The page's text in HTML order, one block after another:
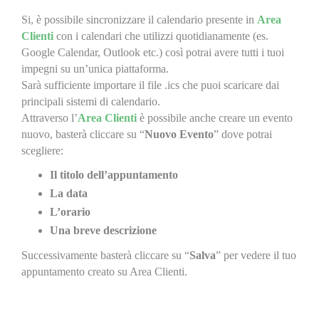
Si, è possibile sincronizzare il calendario presente in Area
Clienti con i calendari che utilizzi quotidianamente (es.
Google Calendar, Outlook etc.) così potrai avere tutti i tuoi
impegni su un’unica piattaforma.
Sarà sufficiente importare il file .ics che puoi scaricare dai
principali sistemi di calendario.
Attraverso l’Area Clienti è possibile anche creare un evento
nuovo, basterà cliccare su “Nuovo Evento” dove potrai
scegliere:
Il titolo dell’appuntamento
La data
L’orario
Una breve descrizione
Successivamente basterà cliccare su “Salva” per vedere il tuo
appuntamento creato su Area Clienti.